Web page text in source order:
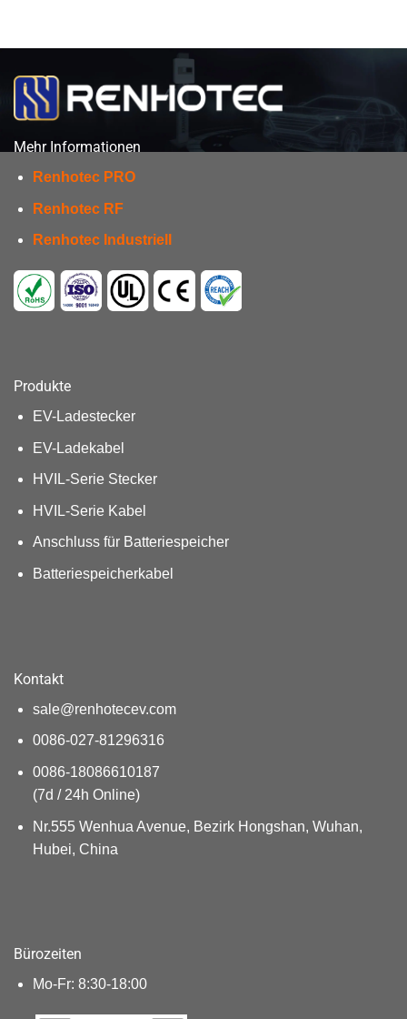
Mehr Informationen
Renhotec PRO
Renhotec RF
Renhotec Industriell
Produkte
EV-Ladestecker
EV-Ladekabel
HVIL-Serie Stecker
HVIL-Serie Kabel
Anschluss für Batteriespeicher
Batteriespeicherkabel
Kontakt
sale@renhotecev.com
0086-027-81296316
0086-18086610187
(7d / 24h Online)
Nr.555 Wenhua Avenue, Bezirk Hongshan, Wuhan,
Hubei, China
Bürozeiten
Mo-Fr: 8:30-18:00